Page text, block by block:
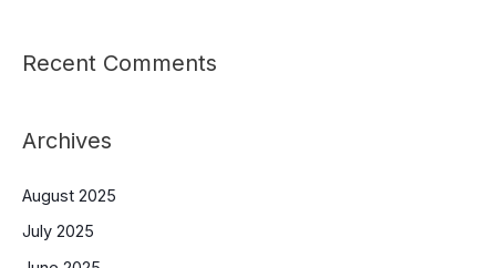
Recent Comments
Archives
August 2025
July 2025